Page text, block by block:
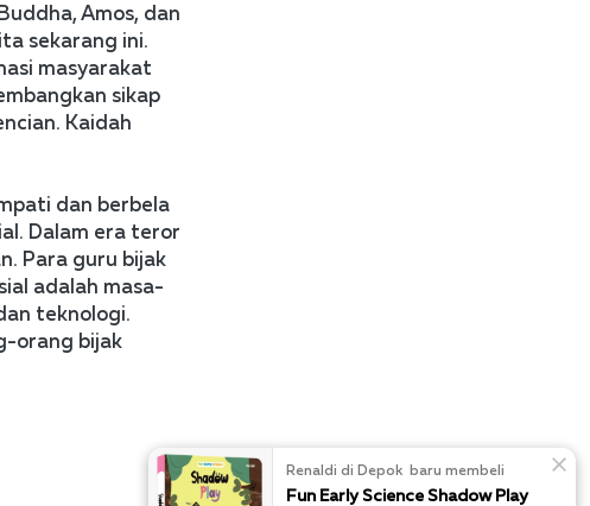
Amos, dan
sekarang ini.
masyarakat
sikap
Kaidah
dan berbela
Dalam era teror
Para guru bijak
adalah masa-
teknologi.
orang bijak
Renaldi di Depok  baru membeli
Fun Early Science Shadow Play